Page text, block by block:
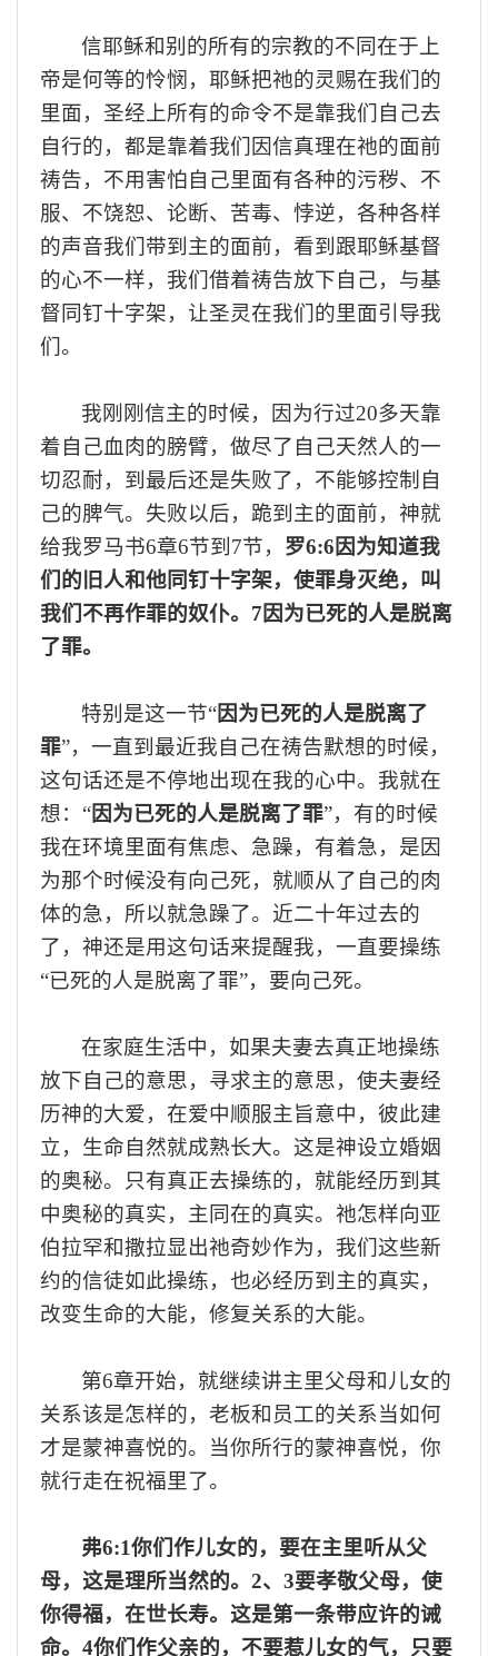
信耶稣和别的所有的宗教的不同在于上
帝是何等的怜悯，耶稣把祂的灵赐在我们的
里面， 圣经 上所有的命令不是靠我们自己去
自行的，都是靠着我们 因信真理在祂的面前
祷告，不用害怕自己里面有各种的污秽、 不
服、不饶恕、 论断、 苦毒、 悖逆， 各种各样
的声音我们带到主的面前，看到跟耶稣基督
的心不一样，我们借着祷告放下自己，与基
督同钉十字架，让圣灵在我们的里面引导我
们。
我刚刚信主的时候，因为行过20多天靠
着自己血肉的膀臂， 做尽了自己天然人的一
切忍耐， 到最后还是失败了，不能够控制自
己的脾气。 失败以后， 跪到 主的面前， 神就
给我罗马书6章6节到7节， 罗6:6因为知道我
们的旧人和他同钉十字架，使罪身灭绝，叫
我们不再作罪的奴仆。7因为已死的人是脱离
了罪。
特别是这一节“因为已死的人是脱离了
罪”， 一直到最近我自己在祷告默想的时候，
这句话还是不停地出现在我的心中。我就在
想： “因为已死的人是脱离了罪”， 有的时候
我在环境里面有焦虑、 急躁， 有着急， 是因
为那个时候没有向己死，就顺从了自己的肉
体的急， 所以就急躁了。近二十年过去的
了， 神还是用这句话来提醒我， 一直要操练
“已死的人是脱离了罪”， 要向己死。
在家庭生活中，如果夫妻去真正地操练
放下自己的意思，寻求主的意思，使夫妻经
历神的大爱，在爱中顺服主旨意中， 彼此建
立 ， 生命自然就成熟长大。这是神设立婚姻
的奥秘。
只有真正去操练的，就能经历到其
中奥秘的真实，主同在的真实。祂怎样向亚
伯拉罕和撒拉显出祂奇妙作为，我们这些新
约的信徒如此操练，也必经历到主的真实，
改变生命的大能，修复关系的大能。
第6章开始，就继续讲主里父母和儿女的
关系该是怎样的，老板和员工的关系当如何
才是蒙神喜悦的。当你所行的蒙神喜悦，你
就行走在祝福里了。
弗6:1你们作儿女的，要在主里听从父
母，这是理所当然的。2、 3要孝敬父母，使
你得福，在世长寿。这是第一条带应许的诫
命。 4你们作父亲的，不要惹儿女的气，只要